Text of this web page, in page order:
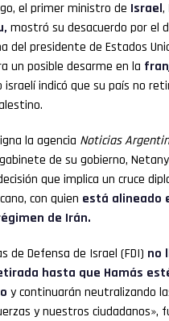
el primer ministro de Israel,
, mostró su desacuerdo por el
del presidente de Estados
un posible desarme en la
indicó que su país no
la agencia Noticias
de su gobierno,
que implica un cruce
con quien está alineado
de Irán.
de Defensa de Israel (FDI) no
hasta que Hamás
y continuarán neutralizando
y nuestros ciudadanos»,